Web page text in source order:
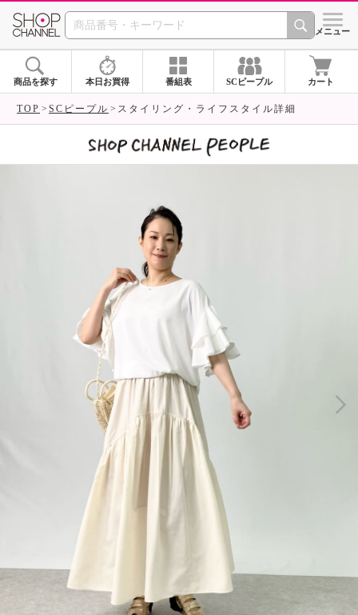
SHOP CHANNEL シメニュー
商品を探す 本日お買得 番組表 SCピープル カート
TOP SCピープル スタイリング・ライフスタイル詳細